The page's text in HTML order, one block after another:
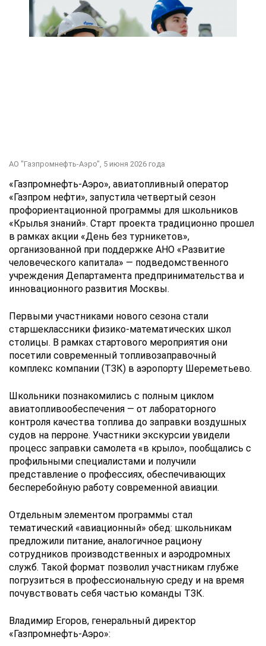
АО "Газпромнефть-Аэро", 5 июня 2026 года
«Газпромнефть-Аэро», авиатопливный оператор
«Газпром нефти», запустила четвертый сезон
профориентационной программы для школьников
«Крылья знаний». Старт проекта традиционно прошел
в рамках акции «День без турникетов»,
организованной при поддержке АНО «Развитие
человеческого капитала» — подведомственного
учреждения Департамента предпринимательства и
инновационного развития Москвы.
Первыми участниками нового сезона стали
старшеклассники физико-математических школ
столицы. В рамках стартового мероприятия они
посетили современный топливозаправочный
комплекс компании (ТЗК) в аэропорту Шереметьево.
Школьники познакомились с полным циклом
авиатопливообеспечения — от лабораторного
контроля качества топлива до заправки воздушных
судов на перроне. Участники экскурсии увидели
процесс заправки самолета «в крыло», пообщались с
профильными специалистами и получили
представление о профессиях, обеспечивающих
бесперебойную работу современной авиации.
Отдельным элементом программы стал
тематический «авиационный» обед: школьникам
предложили питание, аналогичное рациону
сотрудников производственных и аэродромных
служб. Такой формат позволил участникам глубже
погрузиться в профессиональную среду и на время
почувствовать себя частью команды ТЗК.
Владимир Егоров, генеральный директор
«Газпромнефть-Аэро»: